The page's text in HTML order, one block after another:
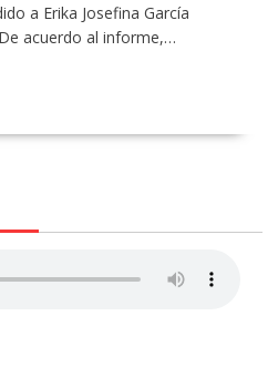
a Erika Josefina García
acuerdo al informe,…